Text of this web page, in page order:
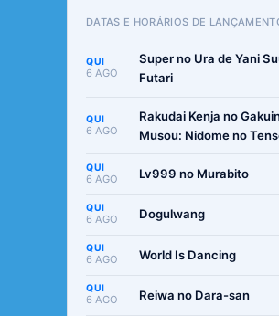
DATAS E HORÁRIOS DE
QUI
6 AGO
Super no Ura de Yani
Futari
QUI
6 AGO
Rakudai Kenja no
Musou: Nidome no
Boukenroku
QUI
6 AGO Lv999 no Murabito
QUI
6 AGO Dogulwang
QUI
6 AGO World Is Dancing
QUI
6 AGO Reiwa no Dara-san